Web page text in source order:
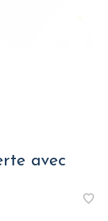
avec